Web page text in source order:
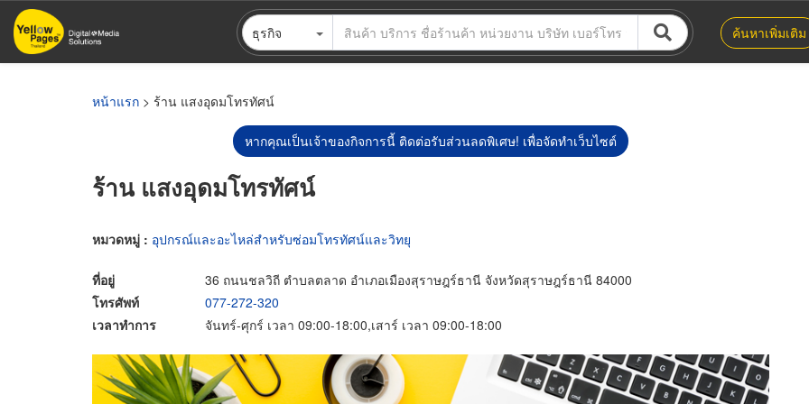
ข้าม
ไป
ธุรกิจ ค้นหาเพิ่มเติม
หน้าแรก > ร้าน แสงอุดมโทรทัศน์
หากคุณเป็นเจ้าของกิจการนี้ ติดต่อรับส่วนลดพิเศษ! เพื่อจัดทำเว็บไซต์
ร้าน แสงอุดมโทรทัศน์
หมวดหมู่ : อุปกรณ์และอะไหล่สำหรับซ่อมโทรทัศน์และวิทยุ
ที่อยู่
36 ถนนชลวิถี ตำบลตลาด อำเภอเมืองสุราษฎร์ธานี จังหวัดสุราษฎร์ธานี 84000
โทรศัพท์
077-272-320
เวลาทำการ
จันทร์-ศุกร์ เวลา 09:00-18:00,เสาร์ เวลา 09:00-18:00